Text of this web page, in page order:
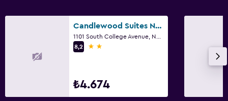
Candlewood Suites Newark South - University Area By IHG
8,2
2 yıldız
₺4.674